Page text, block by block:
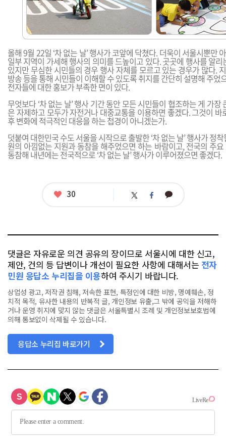
올해 9월 22일 ‘차 없는 날’ 행사가 코앞에 닥쳤다. 더욱이 서울시뿐만
일부 지역이 가세해 행사의 의미를 드높이고 있다. 곳곳에 행사를 알
있지만 무심한 시민들의 경우 행사 자체를 모르고 있는 경우가 많다.
방송 등을 통해 시민들이 이해할 수 있도록 취지를 간단히 설명해 주었
전자들에 대한 홍보가 부족한 면이 있다.
무엇보다 ‘차 없는 날’ 행사 기간 동안 모든 시민들이 협조하는 게 가장
은 자제하고 모두가 자전거나 대중교통을 이용하면 좋겠다. 그것이
후 변화에 적극적인 대응을 하는 첩경이 아니겠는가.
덧붙여 대한민국 수도 서울을 시작으로 출발한 ‘차 없는 날’ 행사가 정
원의 아낌없는 지원과 동참을 해주었으면 하는 바람이고, 전국의 주
동참해 내년에는 전국적으로 ‘차 없는 날’ 행사가 이루어졌으면 좋겠다.
좋
30 트 페 카
댓글은 자유로운 의견 공유의 장이므로 서울시에 대한 신고,
제안, 건의 등 답변이나 개선이 필요한 사항에 대해서는 전자
민원 응답소 누리집을 이용하여 주시기 바랍니다.
상업성 광고, 저작권 침해, 저속한 표현, 특정인에 대한 비방, 명예훼손, 정
치적 목적, 유사한 내용의 반복적 글, 개인정보 유출,그 밖에 공익을 저해하
거나 운영 취지에 맞지 않는 댓글은 서울특별시 조례 및 개인정보보호법에
의해 통보없이 삭제될 수 있습니다.
응답소 누리집 바로가기